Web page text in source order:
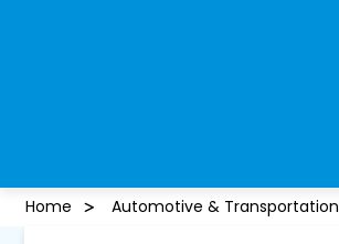
Home Automotive & Transportation